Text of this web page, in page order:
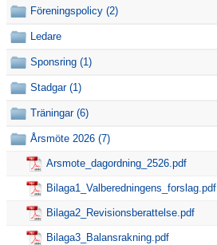
Föreningspolicy (2)
Ledare
Sponsring (1)
Stadgar (1)
Träningar (6)
Årsmöte 2026 (7)
Arsmote_dagordning_2526.pdf
Bilaga1_Valberedningens_forslag.pdf
Bilaga2_Revisionsberattelse.pdf
Bilaga3_Balansrakning.pdf